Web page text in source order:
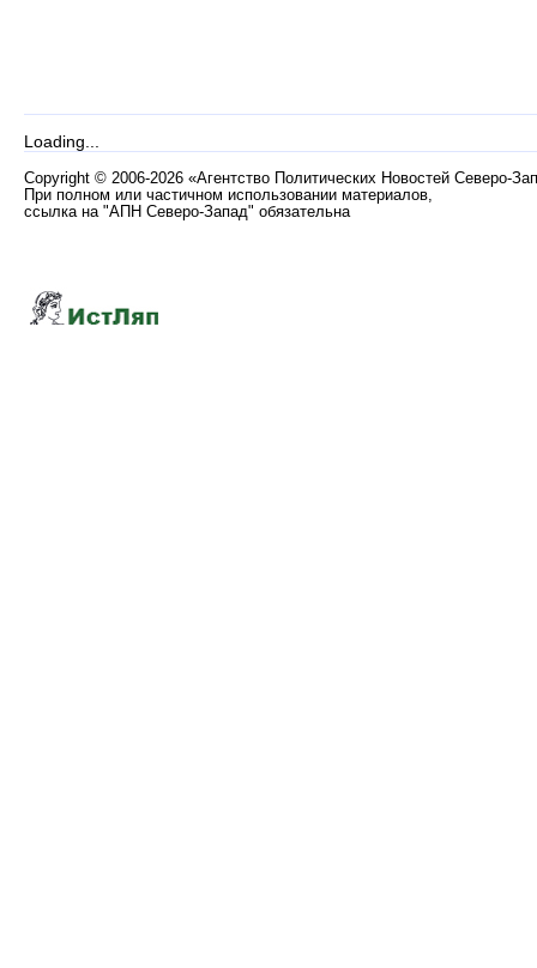
Loading...
Copyright © 2006-2026 «Агентство Политических Новостей Северо-
При полном или частичном использовании материалов,
ссылка на "АПН Северо-Запад" обязательна